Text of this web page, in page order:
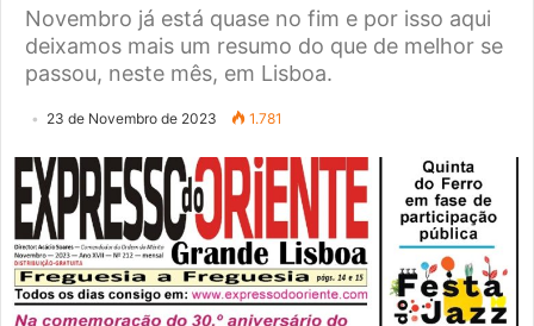
Novembro já está quase no fim e por isso aqui
deixamos mais um resumo do que de melhor se
passou, neste mês, em Lisboa.
23 de Novembro de 2023 1.781